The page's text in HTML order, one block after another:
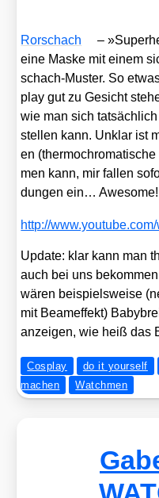
Ror­schach –
eine Mas­ke mit einem
schach-Mus­ter. So
play gut zu Gesicht
wie man sich
stel­len kann. Unklar ist
en
men kann, mir fal­len
dun­gen ein… Awe­so­me!
http://​
Update: klar kann man
auch bei uns
wären bei­spiels­wei­se
mit Beam­ef­fekt)
anzei­gen, wie heiß das
Cosplay do it yourself
machen
Watchmen